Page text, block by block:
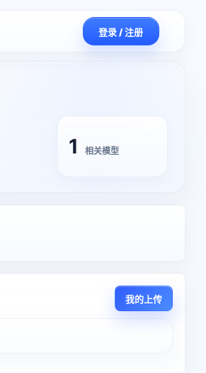
登录 / 注册
1 相关模型
我的上传